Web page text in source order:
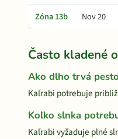
Zóna 13b Nov 20
Často kladené
Ako dlho trvá
Kaľrabi potrebuje
Koľko slnka
Kaľrabi vyžaduje plné